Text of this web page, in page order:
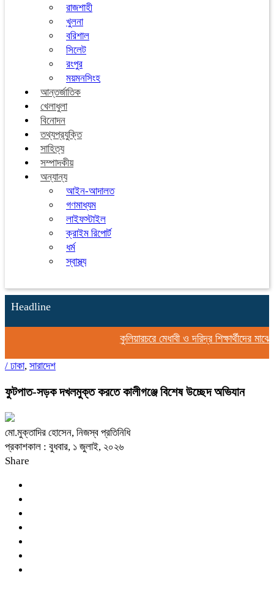
রাজশাহী
খুলনা
বরিশাল
সিলেট
রংপুর
ময়মনসিংহ
আন্তর্জাতিক
খেলাধুলা
বিনোদন
তথ্যপ্রযুক্তি
সাহিত্য
সম্পাদকীয়
অন্যান্য
আইন-আদালত
গণমাধ্যম
লাইফস্টাইল
ক্রাইম রিপোর্ট
ধর্ম
স্বাস্থ্য
Headline
কুলিয়ারচরে মেধাবী ও দরিদ্র শিক্ষার্থীদের
/ ঢাকা, সারাদেশ
ফুটপাত-সড়ক দখলমুক্ত করতে কালীগঞ্জে বিশেষ উচ্ছেদ অভিযান
মো.মুক্তাদির হোসেন, নিজস্ব প্রতিনিধি
প্রকাশকাল : বুধবার, ১ জুলাই, ২০২৬
Share